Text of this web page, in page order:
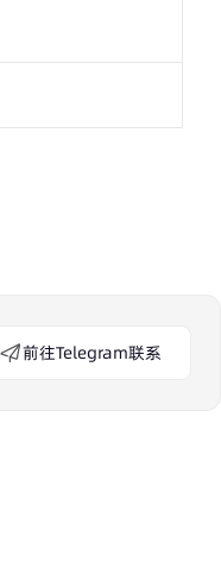
前往Telegram联系